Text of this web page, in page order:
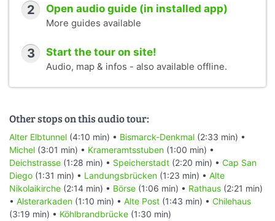
2 Open audio guide (in installed app)
More guides available
3 Start the tour on site!
Audio, map & infos - also available offline.
Other stops on this audio tour:
Alter Elbtunnel (4:10 min) • Bismarck-Denkmal (2:33 min) •
Michel (3:01 min) • Krameramtsstuben (1:00 min) •
Deichstrasse (1:28 min) • Speicherstadt (2:20 min) • Cap San
Diego (1:31 min) • Landungsbrücken (1:23 min) • Alte
Nikolaikirche (2:14 min) • Börse (1:06 min) • Rathaus (2:21 min)
• Alsterarkaden (1:10 min) • Alte Post (1:43 min) • Chilehaus
(3:19 min) • Köhlbrandbrücke (1:30 min)